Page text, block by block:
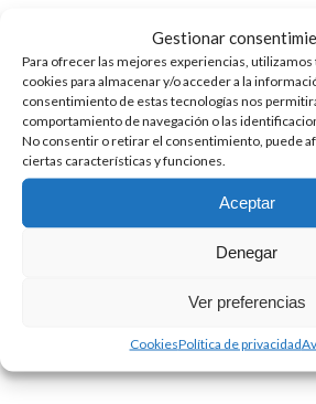
Gestionar
Para ofrecer las mejores experiencias, utilizamos
cookies para almacenar y/o acceder a la
consentimiento de estas tecnologías nos
comportamiento de navegación o las
No consentir o retirar el consentimiento, puede
ciertas características y funciones.
Aceptar
Denegar
Ver preferencias
CookiesPolítica de privacidad